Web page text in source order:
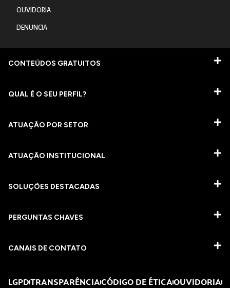
OUVIDORIA
DENUNCIA
CONTEÚDOS GRATUITOS
QUAL É O SEU PERFIL?
ATUAÇÃO POR SETOR
ATUAÇÃO INSTITUCIONAL
SOLUÇÕES DESTACADAS
PERGUNTAS CHAVES​
CANAIS DE CONTATO
LGPDTRANSPARÊNCIACÓDIGO DE ÉTICAOUVIDORIA